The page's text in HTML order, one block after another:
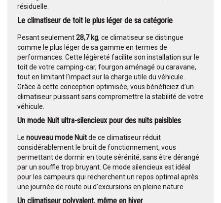
résiduelle.
Le climatiseur de toit le plus léger de sa catégorie
Pesant seulement28,7 kg, ce climatiseur se distingue
comme le plus léger de sa gamme en termes de
performances. Cette légèreté facilite son installation sur le
toit de votre camping-car, fourgon aménagé ou caravane,
tout en limitant l’impact sur la charge utile du véhicule.
Grâce à cette conception optimisée, vous bénéficiez d’un
climatiseur puissant sans compromettre la stabilité de votre
véhicule.
Un mode Nuit ultra-silencieux pour des nuits paisibles
Le nouveau mode Nuitde ce climatiseur réduit
considérablement le bruit de fonctionnement, vous
permettant de dormir en toute sérénité, sans être dérangé
par un souffle trop bruyant. Ce mode silencieux est idéal
pour les campeurs qui recherchent un repos optimal après
une journée de route ou d’excursions en pleine nature.
Un climatiseur polyvalent, même en hiver